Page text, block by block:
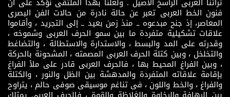
فنون الخط العربى تعبر عن حالة نادرة من حالات الفن البصرى
المعاصر، إذ جنح مبدعوه ــ منذ زمن بعيد ــ إلى التجريد ، وأقاموا
علاقات تشكيلية متفردة ما بين سمو الحرف العربى وشموخه ،
وقدرته على المد والبسط ، والاستدارة والاستطالة ، والتضاغط
والتخلخل ، وبين كتلة الحرف العربى المصمته ، المشحونة بالحركة
، وبين الفراغ المحيط بها ، فالحرف العربى قادر على ملأ الفراغ
بإقامة علاقاته المتفردة والمدهشة بين الظل والنور ، والكتلة
والفراغ ، والخط واللون ، فى تناغم موسيقى صوفى حالم ، يتراوح